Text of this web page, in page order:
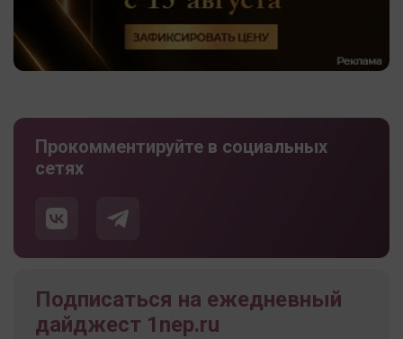
Прокомментируйте в социальных
сетях
Подписаться на ежедневный
дайджест 1nep.ru